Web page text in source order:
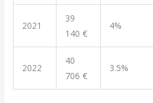
2021
39
140 €
4%
2022
40
706 €
3.5%